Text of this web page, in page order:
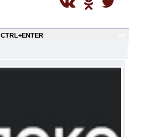
CTRL+ENTER